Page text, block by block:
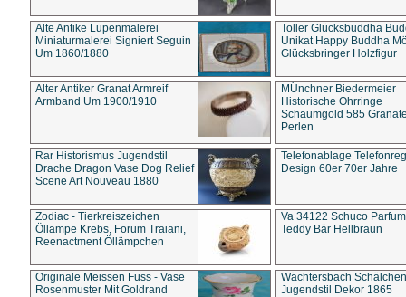
Alte Antike Lupenmalerei
Miniaturmalerei Signiert Seguin
Um 1860/1880
Toller Glücksbuddha
Unikat Happy Buddha
Glücksbringer Holzfigur
Alter Antiker Granat Armreif
Armband Um 1900/1910
MÜnchner Biedermeier
Historische Ohrringe
Schaumgold 585
Perlen
Rar Historismus Jugendstil
Drache Dragon Vase Dog Relief
Scene Art Nouveau 1880
Telefonablage
Design 60er 70er Jahre
Zodiac - Tierkreiszeichen
Öllampe Krebs, Forum Traiani,
Reenactment Öllämpchen
Va 34122 Schuco
Teddy Bär Hellbraun
Originale Meissen Fuss - Vase
Rosenmuster Mit Goldrand
Wächtersbach Schälchen
Jugendstil Dekor 1865